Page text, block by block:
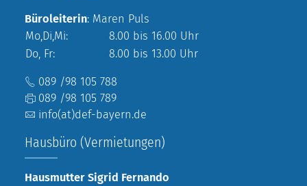
Büroleiterin: Maren Puls
Mo,Di,Mi:
8.00 bis 16.00 Uhr
Do, Fr:
8.00 bis 13.00 Uhr
089 /98 105 788
089 /98 105 789
info(at)def-bayern.de
Hausbüro (Vermietungen)
Hausmutter Sigrid Fernando